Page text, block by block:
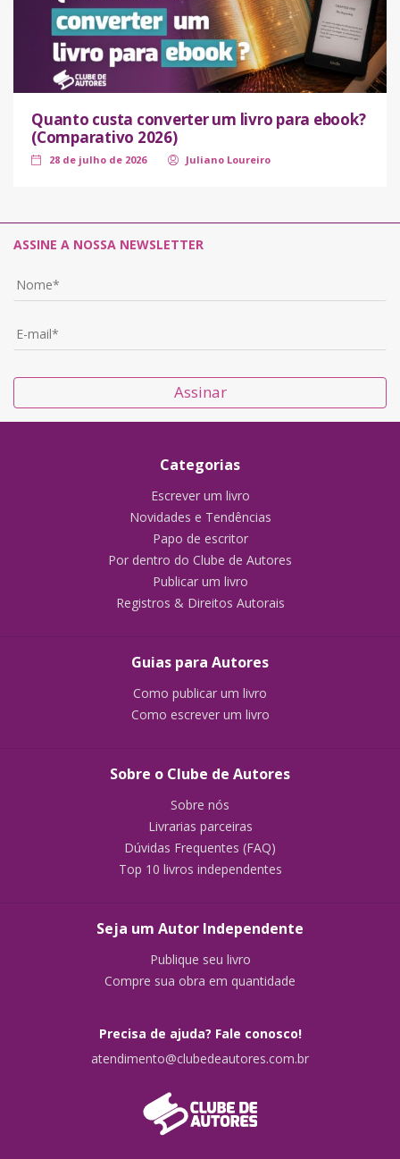
Quanto custa converter um livro para ebook?
(Comparativo 2026)
28 de julho de 2026 Juliano Loureiro
ASSINE A NOSSA NEWSLETTER
Assinar
Categorias
Escrever um livro
Novidades e Tendências
Papo de escritor
Por dentro do Clube de Autores
Publicar um livro
Registros & Direitos Autorais
Guias para Autores
Como publicar um livro
Como escrever um livro
Sobre o Clube de Autores
Sobre nós
Livrarias parceiras
Dúvidas Frequentes (FAQ)
Top 10 livros independentes
Seja um Autor Independente
Publique seu livro
Compre sua obra em quantidade
Precisa de ajuda? Fale conosco!
atendimento@clubedeautores.com.br